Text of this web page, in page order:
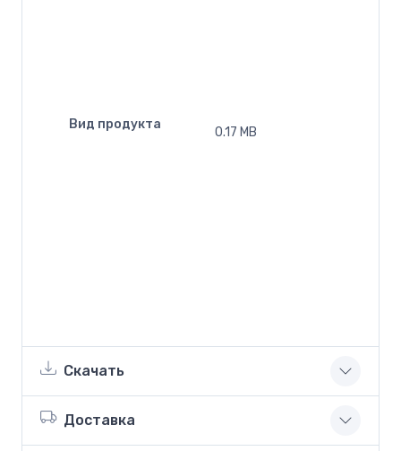
Вид продукта
0.17 MB
Скачать
Доставка